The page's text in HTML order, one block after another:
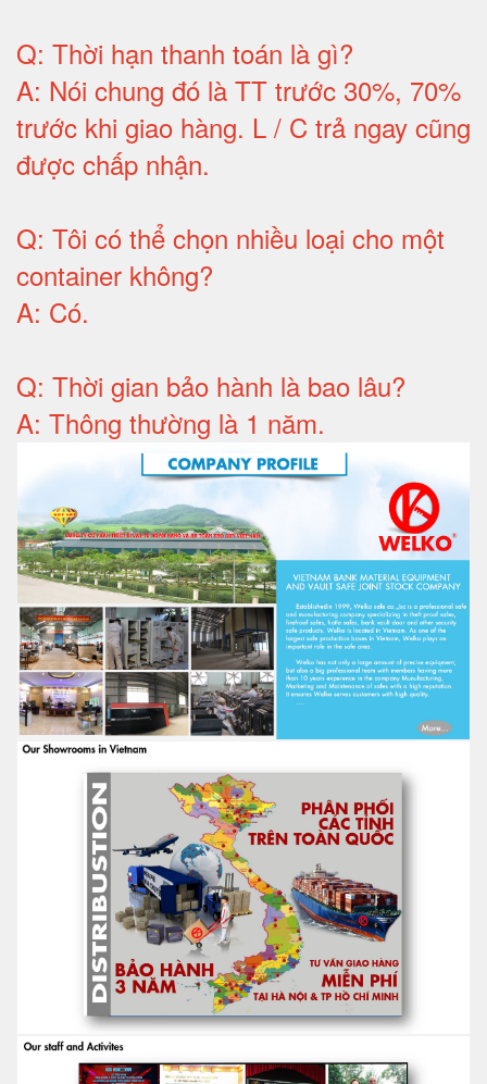
Q: Thời hạn thanh toán là gì?
A: Nói chung đó là TT trước 30%, 70%
trước khi giao hàng. L / C trả ngay cũng
được chấp nhận.
Q: Tôi có thể chọn nhiều loại cho một
container không?
A: Có.
Q: Thời gian bảo hành là bao lâu?
A: Thông thường là 1 năm.